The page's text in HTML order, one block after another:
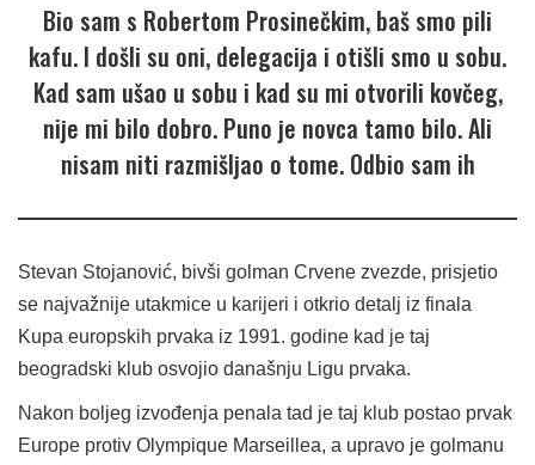
Bio sam s Robertom Prosinečkim, baš smo pili
kafu. I došli su oni, delegacija i otišli smo u sobu.
Kad sam ušao u sobu i kad su mi otvorili kovčeg,
nije mi bilo dobro. Puno je novca tamo bilo. Ali
nisam niti razmišljao o tome. Odbio sam ih
Stevan Stojanović, bivši golman Crvene zvezde, prisjetio
se najvažnije utakmice u karijeri i otkrio detalj iz finala
Kupa europskih prvaka iz 1991. godine kad je taj
beogradski klub osvojio današnju Ligu prvaka.
Nakon boljeg izvođenja penala tad je taj klub postao prvak
Europe protiv Olympique Marseillea, a upravo je golmanu